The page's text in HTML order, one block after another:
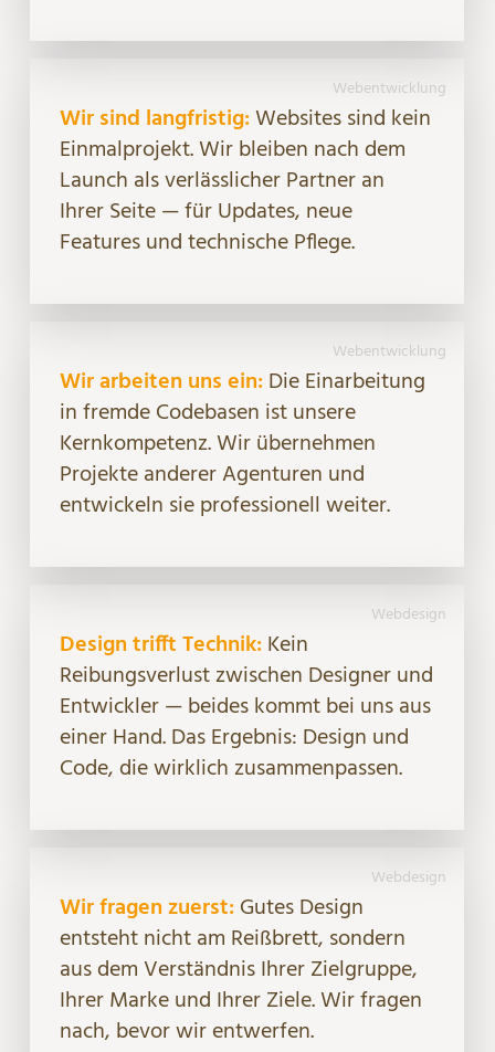
Webentwicklung
Wir sind langfristig:Websites sind kein
Einmalprojekt. Wir bleiben nach dem
Launch als verlässlicher Partner an
Ihrer Seite — für Updates, neue
Features und technische Pflege.
Webentwicklung
Wir arbeiten uns ein:Die Einarbeitung
in fremde Codebasen ist unsere
Kernkompetenz. Wir übernehmen
Projekte anderer Agenturen und
entwickeln sie professionell weiter.
Webdesign
Design trifft Technik:Kein
Reibungsverlust zwischen Designer und
Entwickler — beides kommt bei uns aus
einer Hand. Das Ergebnis: Design und
Code, die wirklich zusammenpassen.
Webdesign
Wir fragen zuerst:Gutes Design
entsteht nicht am Reißbrett, sondern
aus dem Verständnis Ihrer Zielgruppe,
Ihrer Marke und Ihrer Ziele. Wir fragen
nach, bevor wir entwerfen.